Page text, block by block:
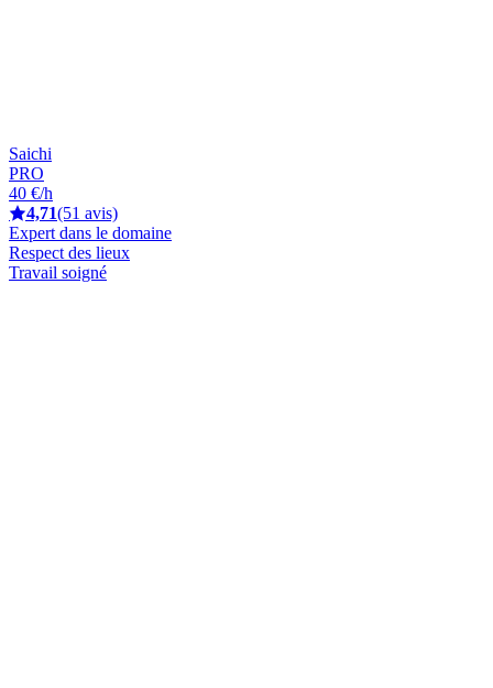
Saichi
PRO
40 €/h
4,71(51 avis)
Expert dans le domaine
Respect des lieux
Travail soigné